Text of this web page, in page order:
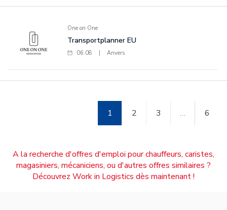
One on One
Transportplanner EU
06.08 Anvers
1 2 3 … 6
A la recherche d'offres d'emploi pour chauffeurs, caristes,
magasiniers, mécaniciens, ou d'autres offres similaires ?
Découvrez Work in Logistics dès maintenant !